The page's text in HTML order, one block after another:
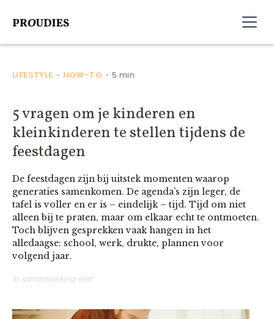
LIFESTYLE • HOW-TO •5 min
5 vragen om je kinderen en
kleinkinderen te stellen tijdens de
feestdagen
De feestdagen zijn bij uitstek momenten waarop
generaties samenkomen. De agenda’s zijn leger, de
tafel is voller en er is – eindelijk – tijd. Tijd om niet
alleen bij te praten, maar om elkaar echt te ontmoeten.
Toch blijven gesprekken vaak hangen in het
alledaagse: school, werk, drukte, plannen voor
volgend jaar.
In samenwerking met